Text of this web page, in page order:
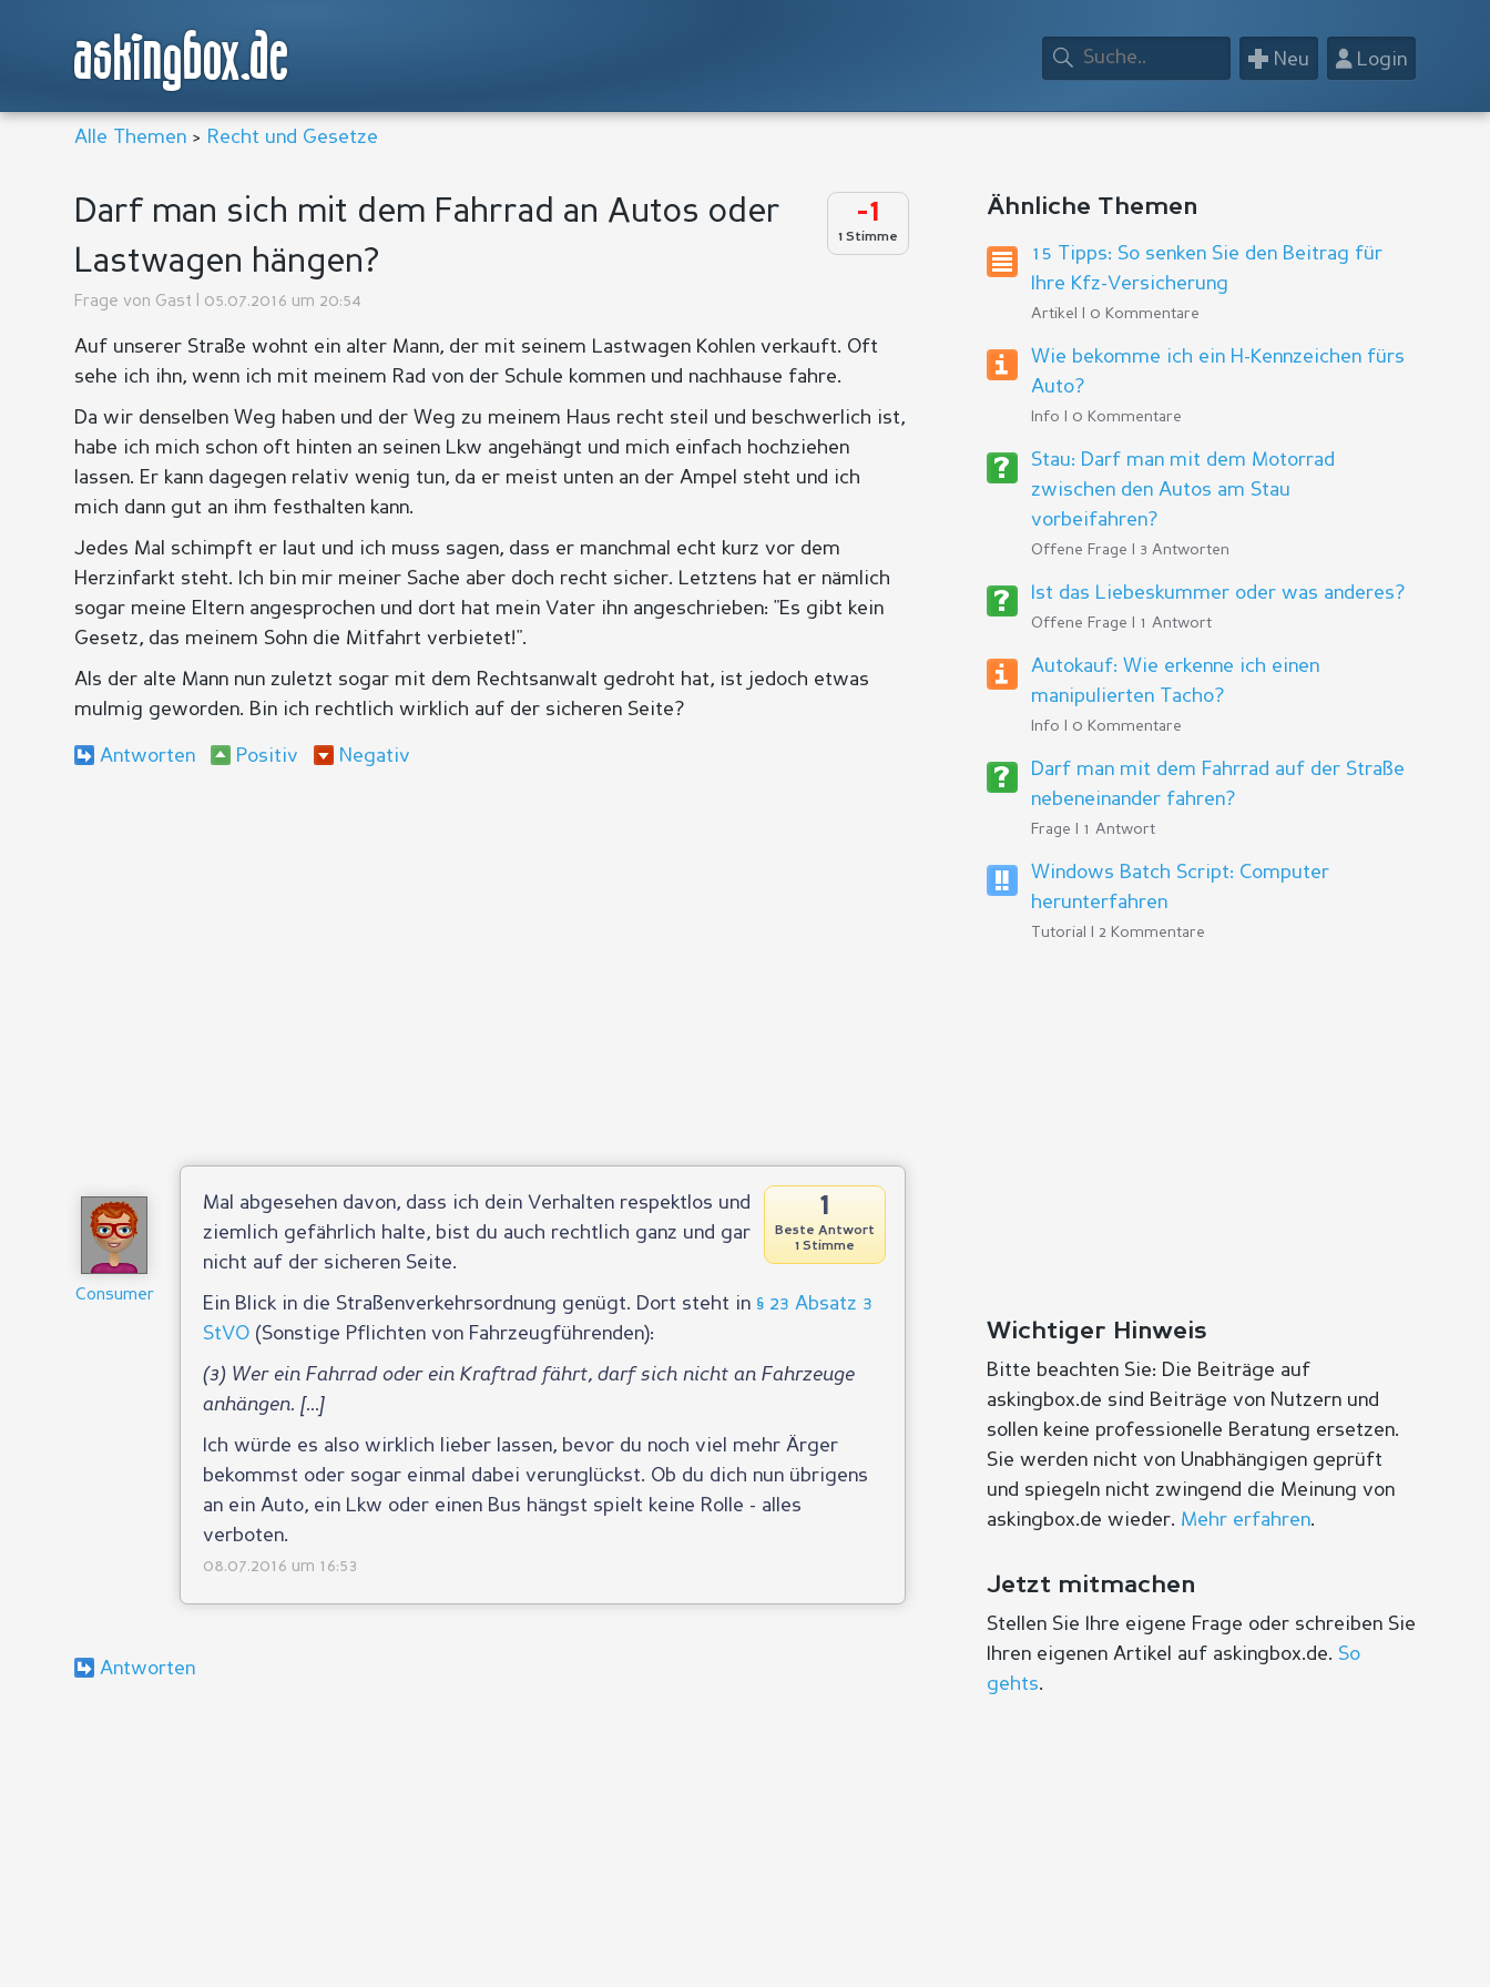
askingbox.de 👤Login
+ Neu
Alle Themen > Recht und Gesetze
-1
1 Stimme
Darf man sich mit dem Fahrrad an Autos oder
Lastwagen hängen?
Frage von Gast | 05.07.2016 um 20:54
Auf unserer Straße wohnt ein alter Mann, der mit seinem Lastwagen Kohlen verkauft. Oft
sehe ich ihn, wenn ich mit meinem Rad von der Schule kommen und nachhause fahre.
Da wir denselben Weg haben und der Weg zu meinem Haus recht steil und beschwerlich ist,
habe ich mich schon oft hinten an seinen Lkw angehängt und mich einfach hochziehen
lassen. Er kann dagegen relativ wenig tun, da er meist unten an der Ampel steht und ich
mich dann gut an ihm festhalten kann.
Jedes Mal schimpft er laut und ich muss sagen, dass er manchmal echt kurz vor dem
Herzinfarkt steht. Ich bin mir meiner Sache aber doch recht sicher. Letztens hat er nämlich
sogar meine Eltern angesprochen und dort hat mein Vater ihn angeschrieben: "Es gibt kein
Gesetz, das meinem Sohn die Mitfahrt verbietet!".
Als der alte Mann nun zuletzt sogar mit dem Rechtsanwalt gedroht hat, ist jedoch etwas
mulmig geworden. Bin ich rechtlich wirklich auf der sicheren Seite?
Antworten Positiv Negativ
Consumer
1
Beste Antwort
1 Stimme
Mal abgesehen davon, dass ich dein Verhalten respektlos und
ziemlich gefährlich halte, bist du auch rechtlich ganz und gar
nicht auf der sicheren Seite.
Ein Blick in die Straßenverkehrsordnung genügt. Dort steht in § 23 Absatz 3
StVO (Sonstige Pflichten von Fahrzeugführenden):
(3) Wer ein Fahrrad oder ein Kraftrad fährt, darf sich nicht an Fahrzeuge
anhängen. [...]
Ich würde es also wirklich lieber lassen, bevor du noch viel mehr Ärger
bekommst oder sogar einmal dabei verunglückst. Ob du dich nun übrigens
an ein Auto, ein Lkw oder einen Bus hängst spielt keine Rolle - alles
verboten.
08.07.2016 um 16:53
Antworten
Ähnliche Themen
15 Tipps: So senken Sie den Beitrag für
Ihre Kfz-Versicherung
Artikel | 0 Kommentare
Wie bekomme ich ein H-Kennzeichen fürs
Auto?
Info | 0 Kommentare
Stau: Darf man mit dem Motorrad
zwischen den Autos am Stau
vorbeifahren?
Offene Frage | 3 Antworten
Ist das Liebeskummer oder was anderes?
Offene Frage | 1 Antwort
Autokauf: Wie erkenne ich einen
manipulierten Tacho?
Info | 0 Kommentare
Darf man mit dem Fahrrad auf der Straße
nebeneinander fahren?
Frage | 1 Antwort
Windows Batch Script: Computer
herunterfahren
Tutorial | 2 Kommentare
Wichtiger Hinweis
Bitte beachten Sie: Die Beiträge auf
askingbox.de sind Beiträge von Nutzern und
sollen keine professionelle Beratung ersetzen.
Sie werden nicht von Unabhängigen geprüft
und spiegeln nicht zwingend die Meinung von
askingbox.de wieder. Mehr erfahren.
Jetzt mitmachen
Stellen Sie Ihre eigene Frage oder schreiben Sie
Ihren eigenen Artikel auf askingbox.de. So
gehts.